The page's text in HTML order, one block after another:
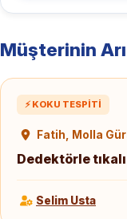
Müşterinin
⚡ KOKU TESPITI
Fatih, Molla
Dedektörle
Selim Usta